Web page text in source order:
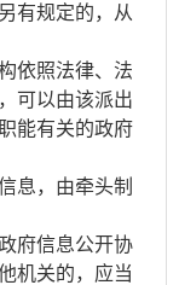
有规定的，从
依照法律、法
可以由该派出
能有关的政府
，由牵头制
府信息公开协
机关的，应当